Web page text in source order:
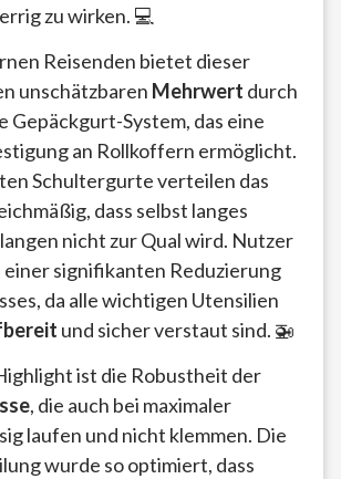
zu wirken. 💻
Reisenden bietet dieser
unschätzbaren Mehrwert durch
Gepäckgurt-System, das eine
an Rollkoffern ermöglicht.
Schultergurte verteilen das
dass selbst langes
nicht zur Qual wird. Nutzer
signifikanten Reduzierung
da alle wichtigen Utensilien
und sicher verstaut sind. 🚁
ist die Robustheit der
, die auch bei maximaler
laufen und nicht klemmen. Die
wurde so optimiert, dass